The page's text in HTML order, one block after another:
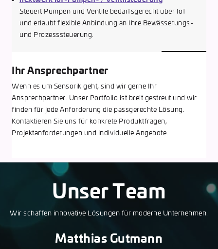
Steuert Pumpen und Ventile bedarfsgerecht über IoT
und erlaubt flexible Anbindung an Ihre Bewässerungs-
und Prozesssteuerung.
Ihr Ansprechpartner
Wenn es um Sensorik geht, sind wir gerne Ihr
Ansprechpartner. Unser Portfolio ist breit gestreut und wir
finden für jede Anforderung die passgerechte Lösung.
Kontaktieren Sie uns für konkrete Produktfragen,
Projektanforderungen und individuelle Angebote.
Unser Team
Wir schaffen innovative Lösungen für moderne Unternehmen.
Matthias Gutmann